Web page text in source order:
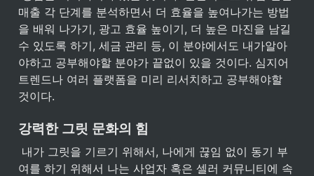
매출 각 단계를 분석하면서 더 효율을 높여나가는 방법
을 배워 나가기, 광고 효율 높이기, 더 높은 마진을 남길
수 있도록 하기, 세금 관리 등, 이 분야에서도 내가알아
야하고 공부해야할 분야가 끝없이 있을 것이다. 심지어
트렌드나 여러 플랫폼을 미리 리서치하고 공부해야할
것이다.
강력한 그릿 문화의 힘
여를 하기 위해서 나는 사업자 혹은 셀러 커뮤니티에 속